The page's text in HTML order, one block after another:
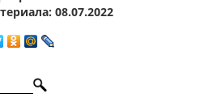
08.07.2022